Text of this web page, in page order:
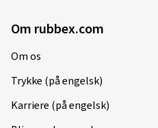
Om rubbex.com
Om os
Trykke (på engelsk)
Karriere (på engelsk)